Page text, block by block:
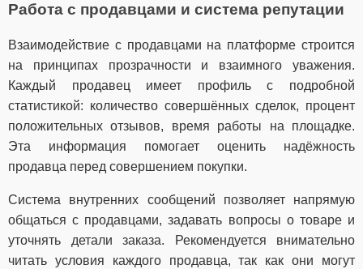
Работа с продавцами и система репутации
Взаимодействие с продавцами на платформе строится
на принципах прозрачности и взаимного уважения.
Каждый продавец имеет профиль с подробной
статистикой: количество совершённых сделок, процент
положительных отзывов, время работы на площадке.
Эта информация помогает оценить надёжность
продавца перед совершением покупки.
Система внутренних сообщений позволяет напрямую
общаться с продавцами, задавать вопросы о товаре и
уточнять детали заказа. Рекомендуется внимательно
читать условия каждого продавца, так как они могут